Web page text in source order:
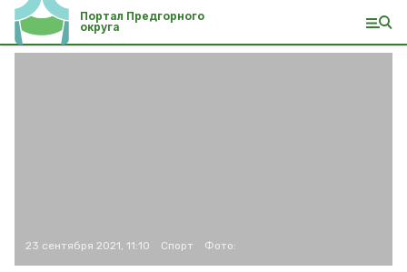
Портал Предгорного
округа
23 сентября 2021, 11:10 Спорт Фото: